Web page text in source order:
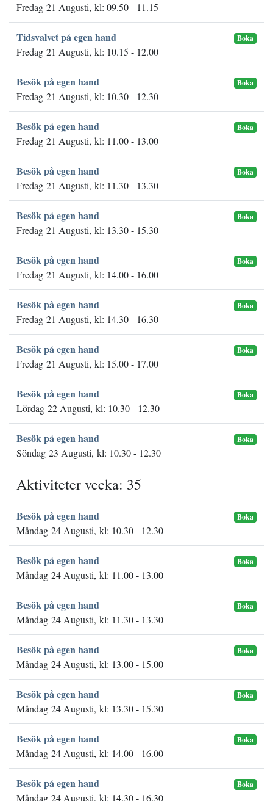
Fredag 21 Augusti, kl: 09.50 - 11.15
Tidsvalvet på egen hand Boka
Fredag 21 Augusti, kl: 10.15 - 12.00
Besök på egen hand Boka
Fredag 21 Augusti, kl: 10.30 - 12.30
Besök på egen hand Boka
Fredag 21 Augusti, kl: 11.00 - 13.00
Besök på egen hand Boka
Fredag 21 Augusti, kl: 11.30 - 13.30
Besök på egen hand Boka
Fredag 21 Augusti, kl: 13.30 - 15.30
Besök på egen hand Boka
Fredag 21 Augusti, kl: 14.00 - 16.00
Besök på egen hand Boka
Fredag 21 Augusti, kl: 14.30 - 16.30
Besök på egen hand Boka
Fredag 21 Augusti, kl: 15.00 - 17.00
Besök på egen hand Boka
Lördag 22 Augusti, kl: 10.30 - 12.30
Besök på egen hand Boka
Söndag 23 Augusti, kl: 10.30 - 12.30
Aktiviteter vecka: 35
Besök på egen hand Boka
Måndag 24 Augusti, kl: 10.30 - 12.30
Besök på egen hand Boka
Måndag 24 Augusti, kl: 11.00 - 13.00
Besök på egen hand Boka
Måndag 24 Augusti, kl: 11.30 - 13.30
Besök på egen hand Boka
Måndag 24 Augusti, kl: 13.00 - 15.00
Besök på egen hand Boka
Måndag 24 Augusti, kl: 13.30 - 15.30
Besök på egen hand Boka
Måndag 24 Augusti, kl: 14.00 - 16.00
Besök på egen hand Boka
Måndag 24 Augusti, kl: 14.30 - 16.30